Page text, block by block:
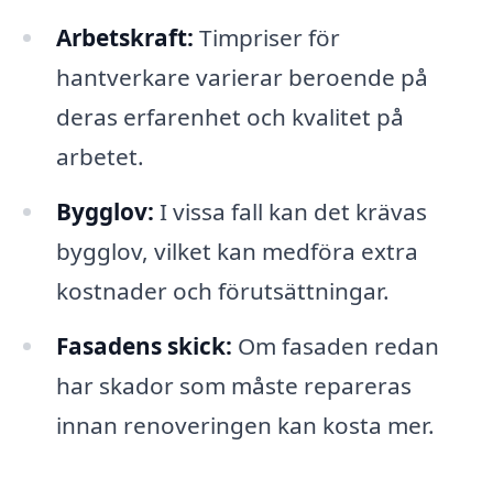
Arbetskraft: Timpriser för
hantverkare varierar beroende på
deras erfarenhet och kvalitet på
arbetet.
Bygglov: I vissa fall kan det krävas
bygglov, vilket kan medföra extra
kostnader och förutsättningar.
Fasadens skick: Om fasaden redan
har skador som måste repareras
innan renoveringen kan kosta mer.